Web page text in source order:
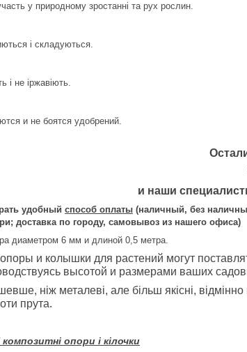
у природному зростанні та рух рослин.
і складуються.
і не іржавіють.
и не боятся удобрений.
и наши
удобный способ оплаты (наличный, без
доставка по городу, самовывоз из нашего офиса)
диаметром 6 мм и длиной 0,5 метра.
и колышки для растений могут
высотой и размерами ваших
ніж металеві, але більш якісні, відмінно
прута.
опори і кілочки